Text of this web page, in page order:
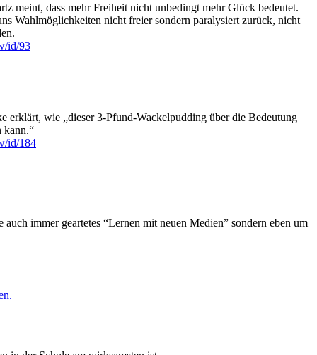
meint, dass mehr Freiheit nicht unbedingt mehr Glück bedeutet.
Wahlmöglichkeiten nicht freier sondern paralysiert zurück, nicht
id/93
erklärt, wie „dieser 3-Pfund-Wackelpudding über die Bedeutung
kann.“
id/184
immer geartetes “Lernen mit neuen Medien” sondern eben um